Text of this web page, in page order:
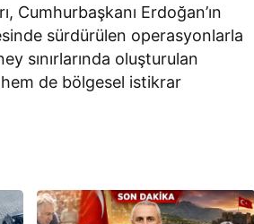
Cumhurbaşkanı Erdoğan’ın
sürdürülen operasyonlarla
sınırlarında oluşturulan
de bölgesel istikrar